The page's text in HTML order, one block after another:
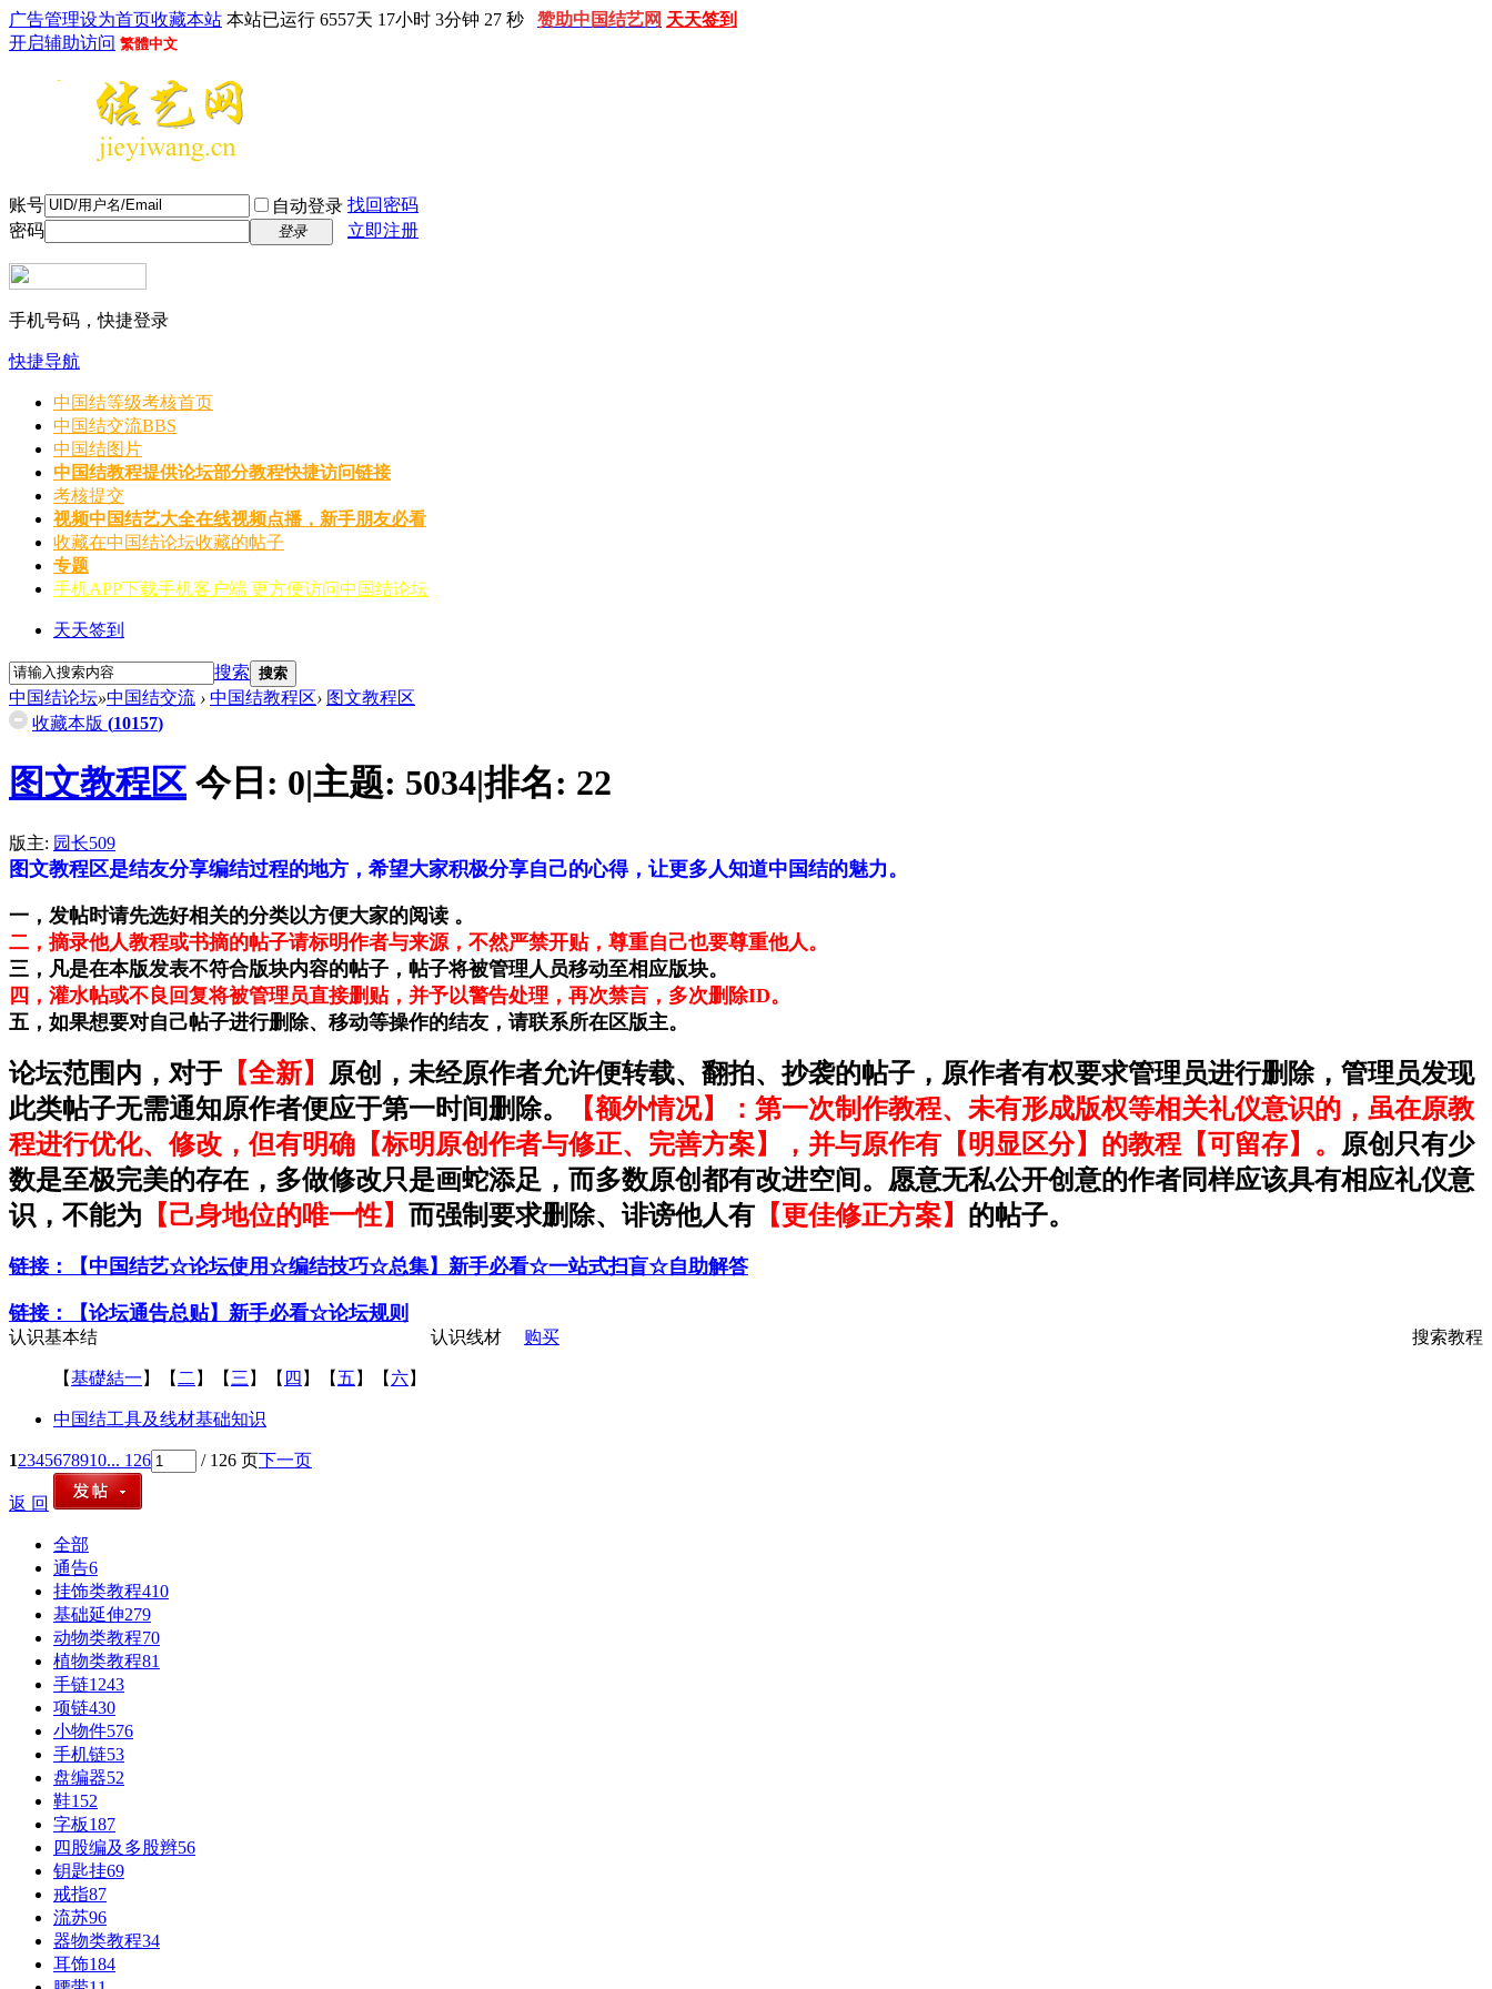
广告管理设为首页收藏本站 本站已运行 6557天 17小时 3分钟 28 秒 赞助中国结艺网 天天签到
开启辅助访问 繁體中文
账号 自动登录 找回密码
密码
登录 立即注册
手机号码，快捷登录
快捷导航
中国结等级考核首页
中国结交流BBS
中国结图片
中国结教程提供论坛部分教程快捷访问链接
考核提交
视频中国结艺大全在线视频点播，新手朋友必看
收藏在中国结论坛收藏的帖子
专题
手机APP下载手机客户端 更方便访问中国结论坛
天天签到
搜索 搜索
中国结论坛»中国结交流 › 中国结教程区› 图文教程区
收藏本版 (10157)
图文教程区 今日: 0|主题: 5034|排名: 22
版主: 园长509
图文教程区是结友分享编结过程的地方，希望大家积极分享自己的心得，让更多人知道中国结的魅力。
一，发帖时请先选好相关的分类以方便大家的阅读 。
二，摘录他人教程或书摘的帖子请标明作者与来源，不然严禁开贴，尊重自己也要尊重他人。
三，凡是在本版发表不符合版块内容的帖子，帖子将被管理人员移动至相应版块。
四，灌水帖或不良回复将被管理员直接删贴，并予以警告处理，再次禁言，多次删除ID。
五，如果想要对自己帖子进行删除、移动等操作的结友，请联系所在区版主。
论坛范围内，对于 【全新】 原创，未经原作者允许便转载、翻拍、抄袭的帖子，原作者有权要求管理员进行删除，管理员发现
此类帖子无需通知原作者便应于第一时间删除。
【额外情况】：第一次制作教程、未有形成版权等相关礼仪意识的，虽在原教
程进行优化、修改，但有明确【标明原创作者与修正、完善方案】，并与原作有【明显区分】的教程【可留存】。 原创只有少
数是至极完美的存在，多做修改只是画蛇添足，而多数原创都有改进空间。愿意无私公开创意的作者同样应该具有相应礼仪意
识，不能为 【己身地位的唯一性】 而强制要求删除、诽谤他人有 【更佳修正方案】 的帖子。
链接：【中国结艺☆论坛使用☆编结技巧☆总集】新手必看☆一站式扫盲☆自助解答
链接：【论坛通告总贴】新手必看☆论坛规则
认识基本结 认识线材 搜索教程
购买
【基礎結一 】【 二 】【 三 】【 四 】【 五 】【 六】
中国结工具及线材基础知识
12345678910... 126 / 126 页下一页
返 回
全部
通告6
挂饰类教程410
基础延伸279
动物类教程70
植物类教程81
手链1243
项链430
小物件576
手机链53
盘编器52
鞋152
字板187
四股编及多股辫56
钥匙挂69
戒指87
流苏96
器物类教程34
耳饰184